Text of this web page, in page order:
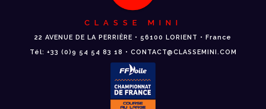
CLASSE MINI
22 AVENUE DE LA PERRIÈRE • 56100 LORIENT • France
Tél: +33 (0)9 54 54 83 18 • CONTACT@CLASSEMINI.COM